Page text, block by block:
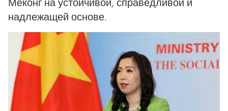
надлежащей основе.